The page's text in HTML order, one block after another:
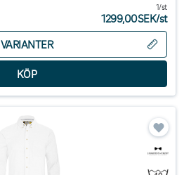
1/st
1299,00SEK/st
VARIANTER